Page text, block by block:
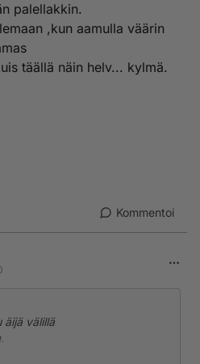
palellakkin.
,kun aamulla väärin
täällä näin helv... kylmä.
Kommentoi
äijä välillä